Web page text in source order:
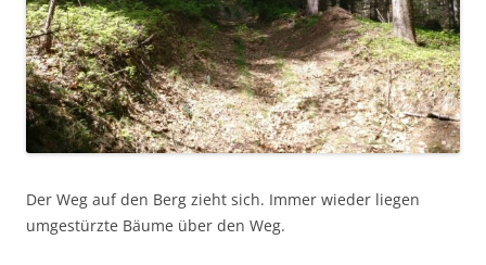
Der Weg auf den Berg zieht sich. Immer wieder liegen
umgestürzte Bäume über den Weg.